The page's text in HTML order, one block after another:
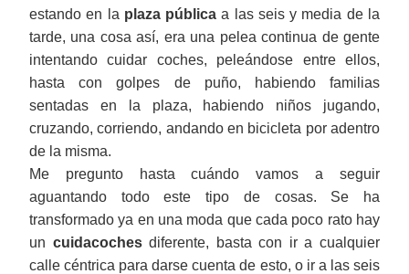
estando en la plaza pública a las seis y media de la
tarde, una cosa así, era una pelea continua de gente
intentando cuidar coches, peleándose entre ellos,
hasta con golpes de puño, habiendo familias
sentadas en la plaza, habiendo niños jugando,
cruzando, corriendo, andando en bicicleta por adentro
de la misma.
Me pregunto hasta cuándo vamos a seguir
aguantando todo este tipo de cosas. Se ha
transformado ya en una moda que cada poco rato hay
un cuidacochesdiferente, basta con ir a cualquier
calle céntrica para darse cuenta de esto, o ir a las seis